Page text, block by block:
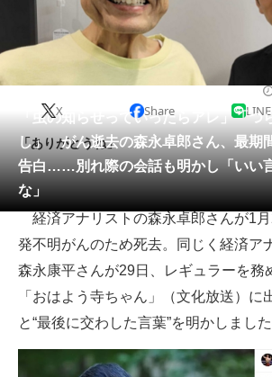
グルメ
住まい
リサーチ
会員記事
メディア
スマホと通信の最新トレンド
進化するPCとデバイスの未来
「虫の知らせっていったらアレ」「つ
し」 がん逝去の森永卓郎さん、最期
告白……別れ際の会話も明かし「いい
な」
X Share LINE
「ありがとうね」
経済アナリストの森永卓郎さんが1
発不明がんのため死去。同じく経済ア
森永康平さんが29日、レギュラーを務
「おはよう寺ちゃん」（文化放送）に
と“最後に交わした言葉”を明かしました